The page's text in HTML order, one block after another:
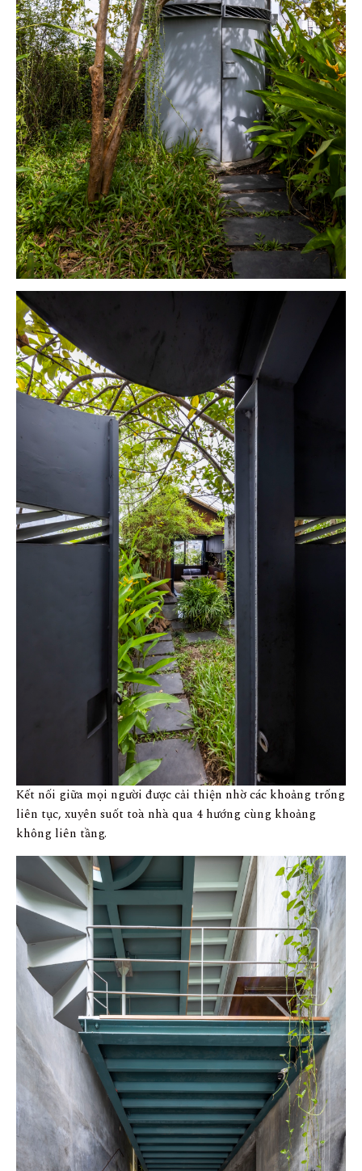
Kết nối giữa mọi người được cải thiện nhờ các khoảng trống
liên tục, xuyên suốt toà nhà qua 4 hướng cùng khoảng
không liên tầng.